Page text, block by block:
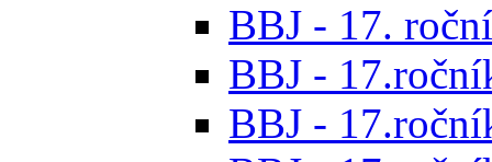
BBJ - 17.
BBJ -
BBJ -